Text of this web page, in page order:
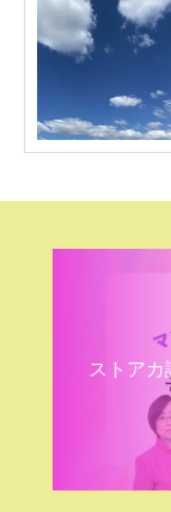
ストアカ